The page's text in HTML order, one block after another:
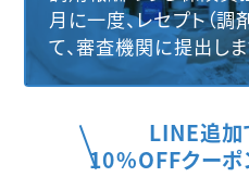
月に一度、レセプト（
て、審査機関に提出しま
LINE追加
10%OFFクーポ